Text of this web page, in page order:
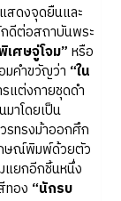
สดงจุดยืนและ
ดีต่อสถาบันพระ
ศษจู่โจม” หรือ
คำขวัญว่า “ใน
แต่งกายชุดดำ
าโดยเป็น
รทรงม้าออกศึก
ษณ์พิมพ์ด้วยตัว
แยกอีกชิ้นหนึ่ง
ทอง “นักรบ